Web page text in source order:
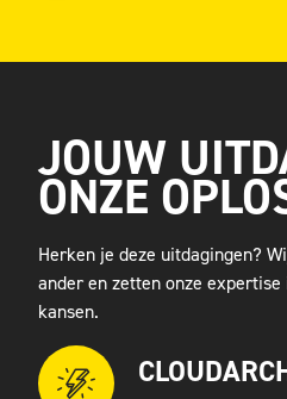
JOUW
ONZE
Herken je deze uitdagingen?
ander en zetten onze
kansen.